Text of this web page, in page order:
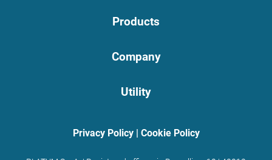
Products
Company
Utility
Privacy Policy| Cookie Policy